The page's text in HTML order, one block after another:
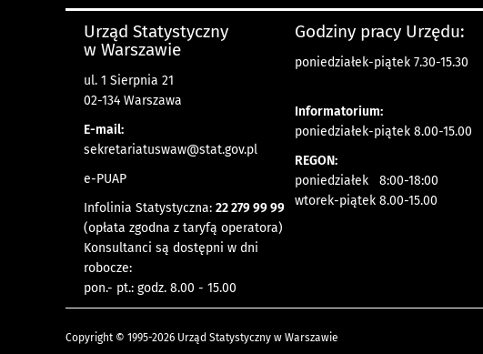
Urząd Statystyczny
w Warszawie
ul. 1 Sierpnia 21
02-134 Warszawa
E-mail:
sekretariatuswaw@stat.gov.pl
e-PUAP
Infolinia Statystyczna: 22 279 99 99
(opłata zgodna z taryfą operatora)
Konsultanci są dostępni w dni
robocze:
pon.- pt.: godz. 8.00 - 15.00
Godziny pracy Urzędu:
poniedziałek-piątek 7.30-15.30
Informatorium:
poniedziałek-piątek 8.00-15.00
REGON:
poniedziałek 8:00-18:00
wtorek-piątek 8.00-15.00
Copyright © 1995-2026 Urząd Statystyczny w Warszawie